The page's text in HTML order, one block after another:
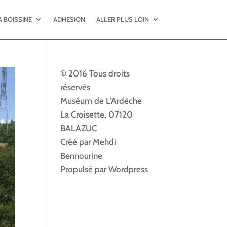
BOISSINE ADHESION ALLER PLUS LOIN
© 2016 Tous droits
réservés
Muséum de L'Ardèche
La Croisette, 07120
BALAZUC
Créé par Mehdi
Bennourine
Propulsé par Wordpress